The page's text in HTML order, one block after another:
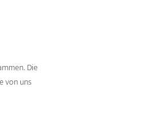
Die
von uns